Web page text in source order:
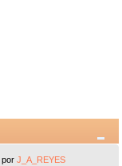
porJ_A_REYES